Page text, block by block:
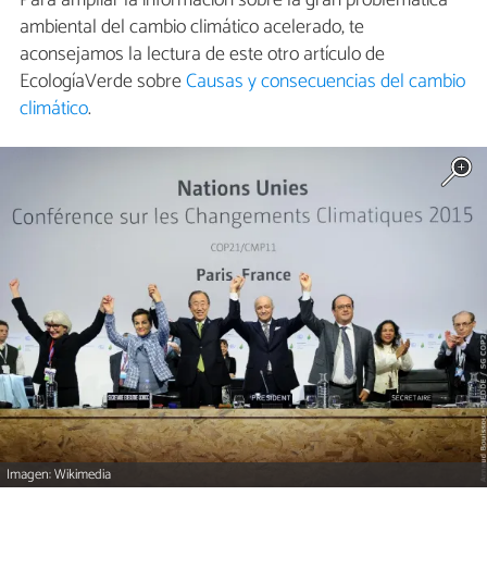
ambiental del cambio climático acelerado, te
aconsejamos la lectura de este otro artículo de
EcologíaVerde sobreCausas y consecuencias del cambio
climático.
Imagen: Wikimedia